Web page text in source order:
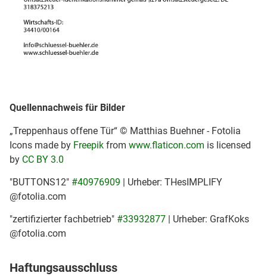
Quellennachweis für Bilder
„Treppenhaus offene Tür“ © Matthias Buehner - Fotolia
Icons made by Freepik from www.flaticon.com is licensed
by CC BY 3.0
"BUTTONS12" #40976909 | Urheber: THesIMPLIFY
@fotolia.com
"zertifizierter fachbetrieb" #33932877 | Urheber: GrafKoks
@fotolia.com
Haftungsausschluss